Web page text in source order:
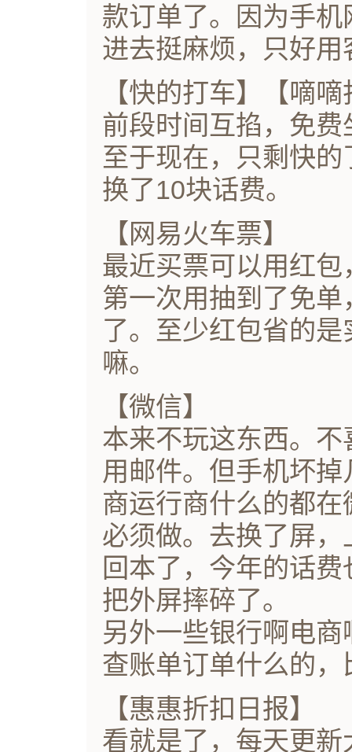
款订单了。因为手
进去挺麻烦，只好用
【快的打车】【嘀
前段时间互掐，免
至于现在，只剩快
换了10块话费。
【网易火车票】
最近买票可以用红
第一次用抽到了免
了。至少红包省的
嘛。
【微信】
本来不玩这东西。
用邮件。但手机坏
商运行商什么的都
必须做。去换了屏
回本了，今年的话
把外屏摔碎了。
另外一些银行啊电
查账单订单什么的
【惠惠折扣日报】
看就是了，每天更